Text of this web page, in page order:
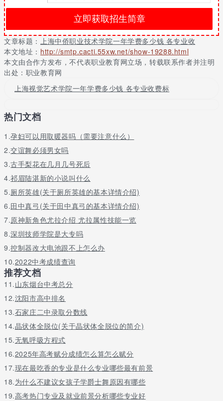
上海中侨职业技术学院优势专业推荐
1、会计 推荐指数: 4.7(36人推荐)
2、报关与国际货运 推荐指数: 4.6(16人推荐)
3、金融管理 推荐指数: 3.8(14人推荐)
4、物流管理 推荐指数: 4.9(13人推荐)
6、汽车运用技术 推荐指数: 4.2(13人推荐)
7、机电一体化技术 推荐指数: 4.3(12人推荐)
8、国际航运业务管理 推荐指数: 4.1(8人推荐)
文章标题：
上海中侨职业技术学院一年学费多少钱 各专业收
本文地址： http://smtp.cacti.55xw.net/show-19288.html
本文由合作方发布，不代表职业教育网立场，转载联系作者并注明
出处：职业教育网
上海视觉艺术学院一年学费多少钱 各专业收费标
热门文档
1.孕妇可以用取暖器吗（需要注意什么）
2.交谊舞必须男女吗
3.古手梨花在几月几号死后
4.祁眉陆湛新的小说叫什么
5.厕所英雄(关于厕所英雄的基本详情介绍)
6.田中真弓(关于田中真弓的基本详情介绍)
7.原神新角色尤拉介绍 尤拉属性技能一览
8.深圳技师学院是大专吗
9.控制器改大电池跟不上怎么办
10.2022中考成绩查询
推荐文档
11.山东烟台中考总分
12.沈阳市高中排名
13.石家庄二中录取分数线
14.晶状体全脱位(关于晶状体全脱位的简介)
15.无氧呼吸方程式
16.2025年高考赋分成绩怎么算怎么赋分
17.现在最吃香的专业是什么专业哪些最有前景
18.为什么不建议女孩子学爵士舞原因有哪些
19.高考热门专业及就业前景分析哪些专业好